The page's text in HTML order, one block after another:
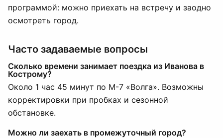
программой: можно приехать на встречу и заодно
осмотреть город.
Часто задаваемые вопросы
Сколько времени занимает поездка из Иванова в
Кострому?
Около 1 час 45 минут по М-7 «Волга». Возможны
корректировки при пробках и сезонной
обстановке.
Можно ли заехать в промежуточный город?